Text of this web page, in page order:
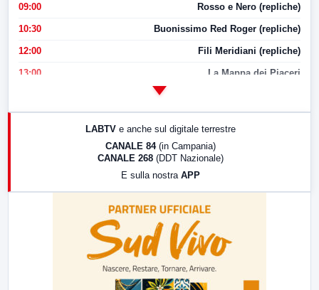
09:00 Rosso e Nero (repliche)
10:30 Buonissimo Red Roger (repliche)
12:00 Fili Meridiani (repliche)
13:00 La Mappa dei Piaceri
LABTV e anche sul digitale terrestre
CANALE 84 (in Campania)
CANALE 268 (DDT Nazionale)
E sulla nostra APP